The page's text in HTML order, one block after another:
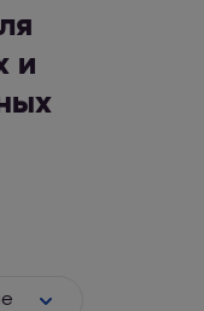
и